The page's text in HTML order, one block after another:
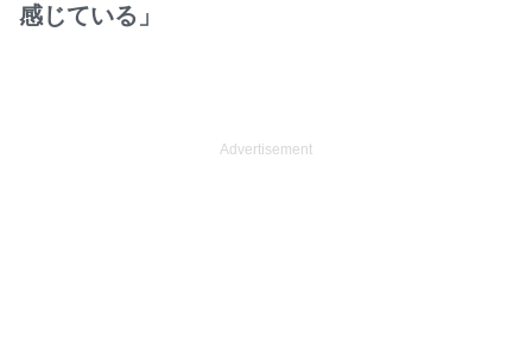
感じている」
Advertisement